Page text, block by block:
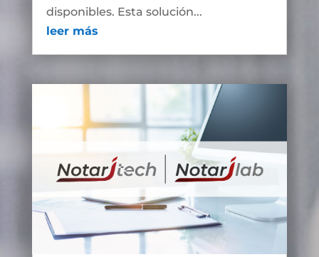
disponibles. Esta solución...
leer más